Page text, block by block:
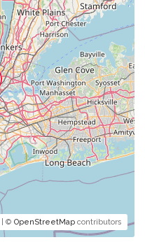
| © OpenStreetMap contributors